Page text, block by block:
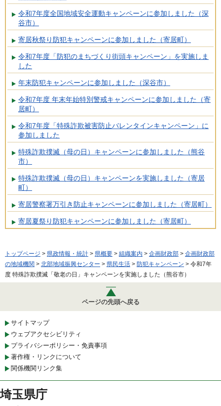
令和7年度全国地域安全運動キャンペーンに参加しました（深
谷市）
寄居秋祭り防犯キャンペーンに参加しました（寄居町）
令和7年度「防犯のまちづくり街頭キャンペーン」を実施しま
した
年末防犯キャンペーンに参加しました（深谷市）
令和7年度 年末年始特別警戒キャンペーンに参加しました（寄
居町）
令和7年度「特殊詐欺被害防止バレンタインキャンペーン」に
参加しました
特殊詐欺撲滅（母の日）キャンペーンに参加しました（熊谷
市）
特殊詐欺撲滅（母の日）キャンペーンを実施しました（寄居
町）
寄居警察署万引き防止キャンペーンに参加しました（寄居町）
寄居夏祭り防犯キャンペーンに参加しました（寄居町）
トップページ > 県政情報・統計 > 県概要 > 組織案内 > 企画財政部 > 企画財政部
の地域機関 > 北部地域振興センター > 県民生活 > 防犯キャンペーン > 令和7年
度 特殊詐欺撲滅「敬老の日」キャンペーンを実施しました（熊谷市）
ページの先頭へ戻る
サイトマップ
ウェブアクセシビリティ
プライバシーポリシー・免責事項
著作権・リンクについて
関係機関リンク集
埼玉県庁